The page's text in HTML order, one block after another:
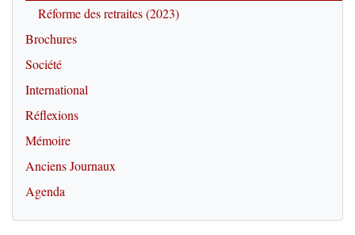
Réforme des retraites (2023)
Brochures
Société
International
Réflexions
Mémoire
Anciens Journaux
Agenda